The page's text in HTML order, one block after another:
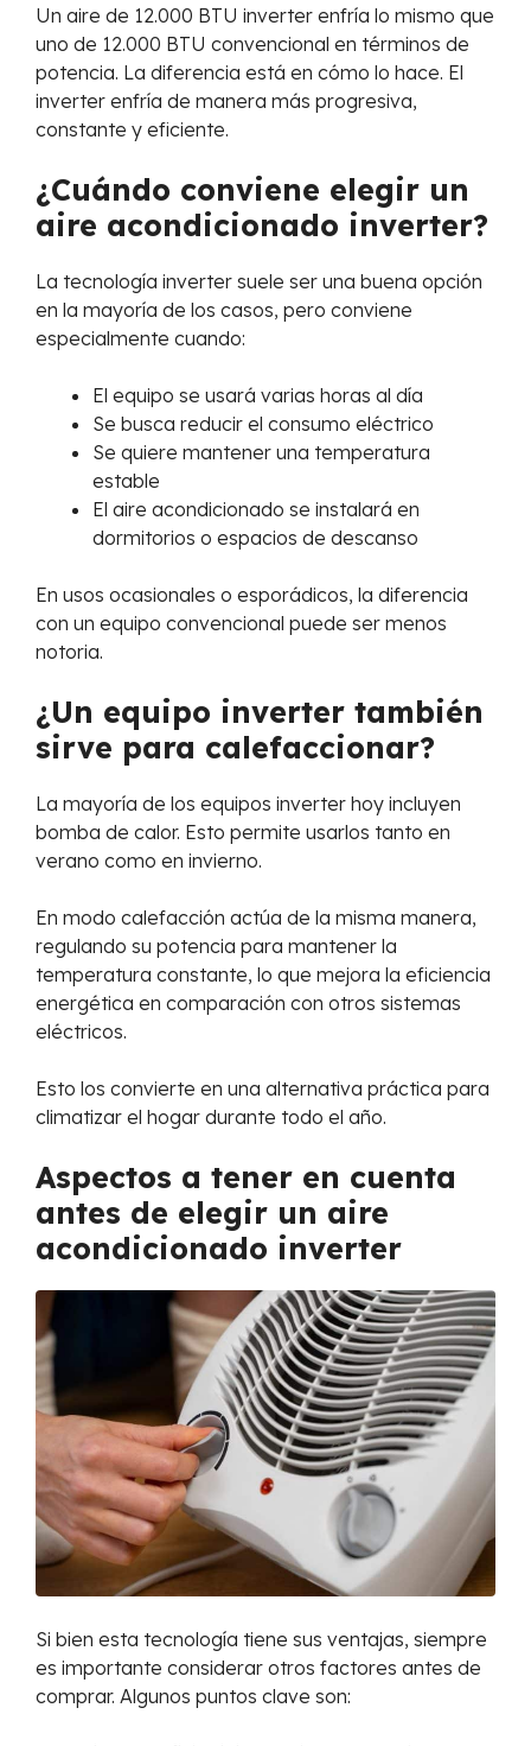
Un aire de 12.000 BTU inverter enfría lo mismo que
uno de 12.000 BTU convencional en términos de
potencia. La diferencia está en cómo lo hace. El
inverter enfría de manera más progresiva,
constante y eficiente.
¿Cuándo conviene elegir un
aire acondicionado inverter?
La tecnología inverter suele ser una buena opción
en la mayoría de los casos, pero conviene
especialmente cuando:
El equipo se usará varias horas al día
Se busca reducir el consumo eléctrico
Se quiere mantener una temperatura
estable
El aire acondicionado se instalará en
dormitorios o espacios de descanso
En usos ocasionales o esporádicos, la diferencia
con un equipo convencional puede ser menos
notoria.
¿Un equipo inverter también
sirve para calefaccionar?
La mayoría de los equipos inverter hoy incluyen
bomba de calor. Esto permite usarlos tanto en
verano como en invierno.
En modo calefacción actúa de la misma manera,
regulando su potencia para mantener la
temperatura constante, lo que mejora la eficiencia
energética en comparación con otros sistemas
eléctricos.
Esto los convierte en una alternativa práctica para
climatizar el hogar durante todo el año.
Aspectos a tener en cuenta
antes de elegir un aire
acondicionado inverter
Si bien esta tecnología tiene sus ventajas, siempre
es importante considerar otros factores antes de
comprar. Algunos puntos clave son: